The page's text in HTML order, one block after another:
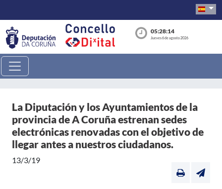
05:28:14
Jueves 6 de agosto 2026
La Diputación y los Ayuntamientos de la
provincia de A Coruña estrenan sedes
electrónicas renovadas con el objetivo de
llegar antes a nuestros ciudadanos.
13/3/19